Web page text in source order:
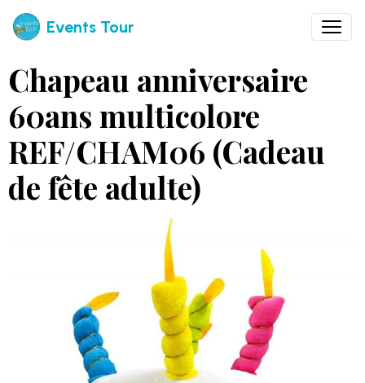
Events Tour
Chapeau anniversaire
60ans multicolore
REF/CHAM06 (Cadeau
de fête adulte)